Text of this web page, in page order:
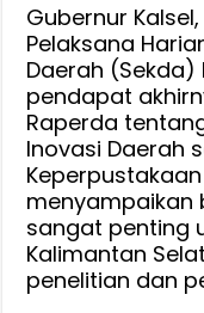
Gubernur
Pelaksana
Daerah (Sekda)
pendapat
Raperda
Inovasi Daerah
menyampaikan
sangat penting
Kalimantan
penelitian dan